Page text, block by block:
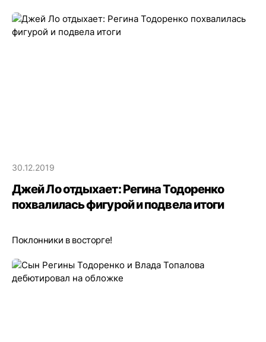
30.12.2019
Джей Ло отдыхает: Регина Тодоренко
похвалилась фигурой и подвела итоги
Поклонники в восторге!